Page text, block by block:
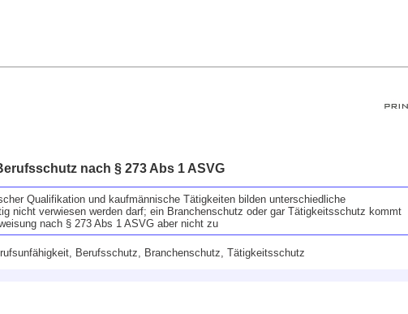
nach § 273 Abs 1 ASVG
Qualifikation und kaufmännische Tätigkeiten bilden unterschiedliche
nicht verwiesen werden darf; ein Branchenschutz oder gar Tätigkeitsschutz kommt
nach § 273 Abs 1 ASVG aber nicht zu
Berufsschutz, Branchenschutz, Tätigkeitsschutz